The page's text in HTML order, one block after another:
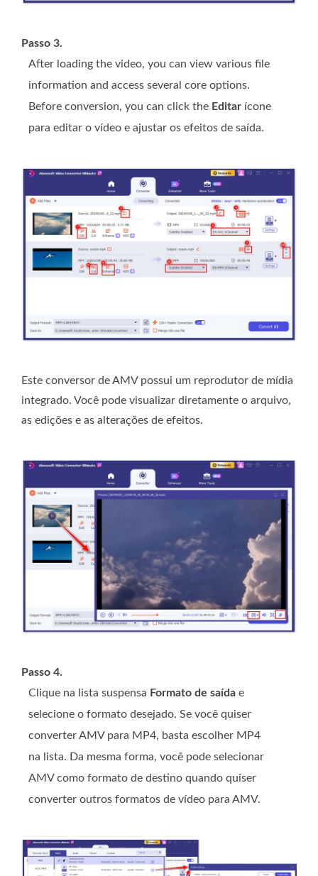
Passo 3.
After loading the video, you can view various file
information and access several core options.
Before conversion, you can click the Editar ícone
para editar o vídeo e ajustar os efeitos de saída.
Este conversor de AMV possui um reprodutor de mídia
integrado. Você pode visualizar diretamente o arquivo,
as edições e as alterações de efeitos.
Passo 4.
Clique na lista suspensa Formato de saída e
selecione o formato desejado. Se você quiser
converter AMV para MP4, basta escolher MP4
na lista. Da mesma forma, você pode selecionar
AMV como formato de destino quando quiser
converter outros formatos de vídeo para AMV.